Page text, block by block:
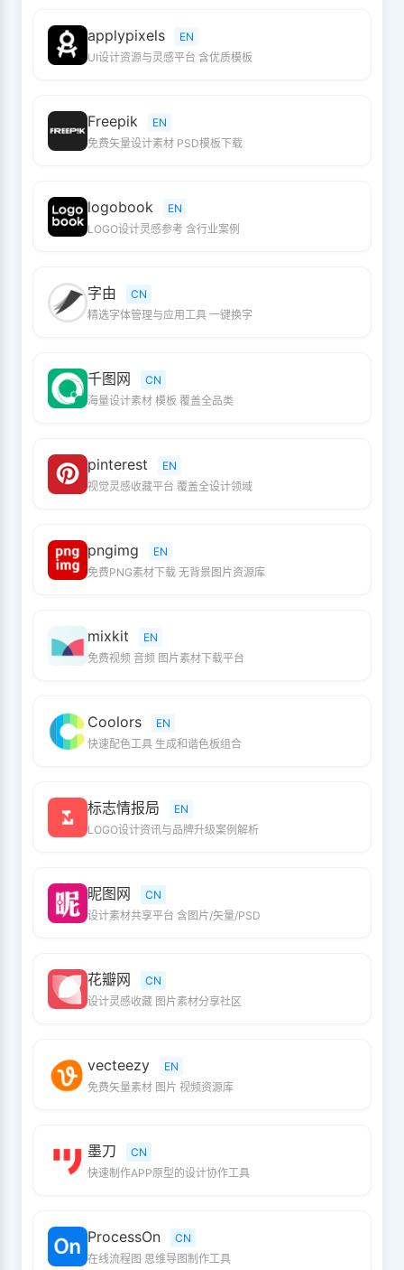
applypixels
EN
UI设计资源与灵感平台 含优质模板
Freepik
EN
免费矢量设计素材 PSD模板下载
logobook
EN
LOGO设计灵感参考 含行业案例
字由
CN
精选字体管理与应用工具 一键换字
千图网
CN
海量设计素材 模板 覆盖全品类
pinterest
EN
视觉灵感收藏平台 覆盖全设计领域
pngimg
EN
免费PNG素材下载 无背景图片资源库
mixkit
EN
免费视频 音频 图片素材下载平台
Coolors
EN
快速配色工具 生成和谐色板组合
标志情报局
EN
LOGO设计资讯与品牌升级案例解析
昵图网
CN
设计素材共享平台 含图片/矢量/PSD
花瓣网
CN
设计灵感收藏 图片素材分享社区
vecteezy
EN
免费矢量素材 图片 视频资源库
墨刀
CN
快速制作APP原型的设计协作工具
ProcessOn
CN
在线流程图 思维导图制作工具